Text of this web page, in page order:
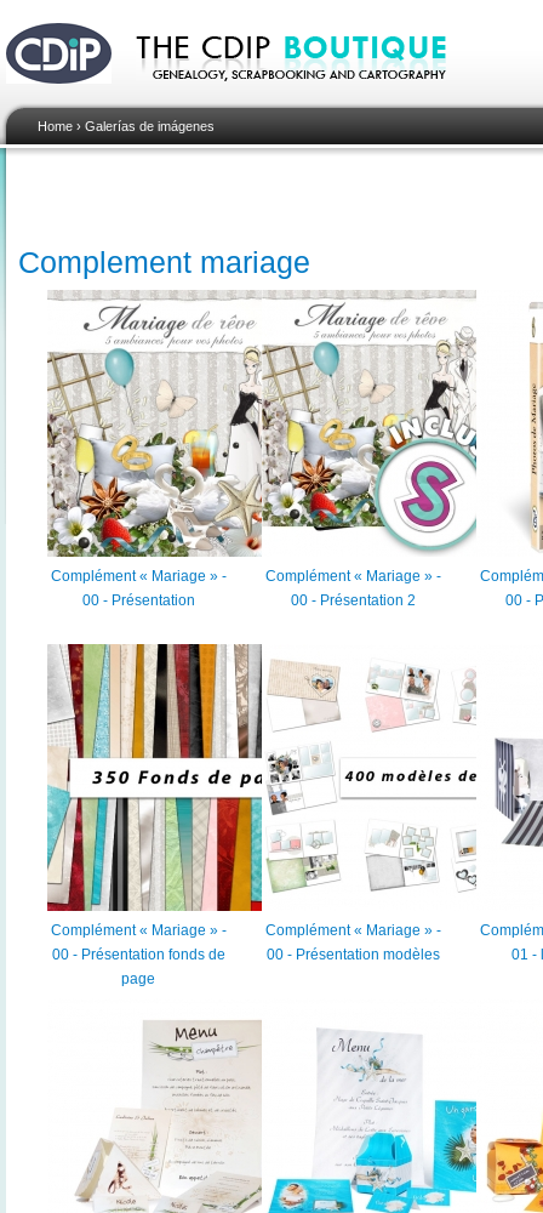
Home › Galerías de imágenes
Complement mariage
Complément « Mariage » -
00 - Présentation
Complément « Mariage » -
00 - Présentation 2
00 -
Complément « Mariage » -
00 - Présentation fonds de
page
Complément « Mariage » -
00 - Présentation modèles
01 -